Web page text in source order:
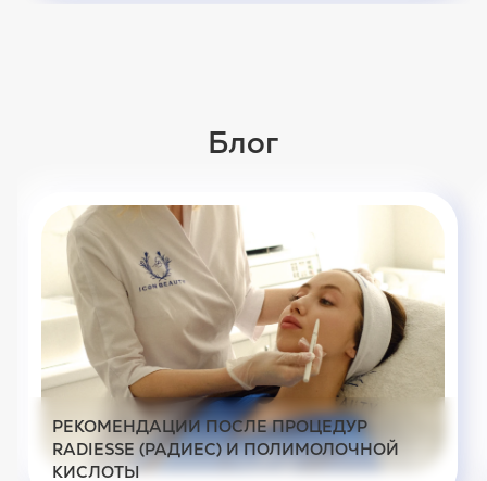
Блог
РЕКОМЕНДАЦИИ ПОСЛЕ ПРОЦЕДУР
RADIESSE (РАДИЕС) И ПОЛИМОЛОЧНОЙ
КИСЛОТЫ